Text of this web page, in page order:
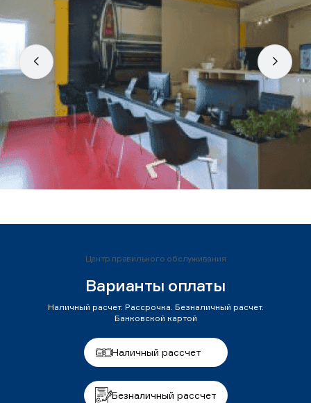
Центр правильного обслуживания
Варианты оплаты
Наличный расчет. Рассрочка. Безналичный расчет.
Банковской картой
Наличный рассчет
Безналичный рассчет